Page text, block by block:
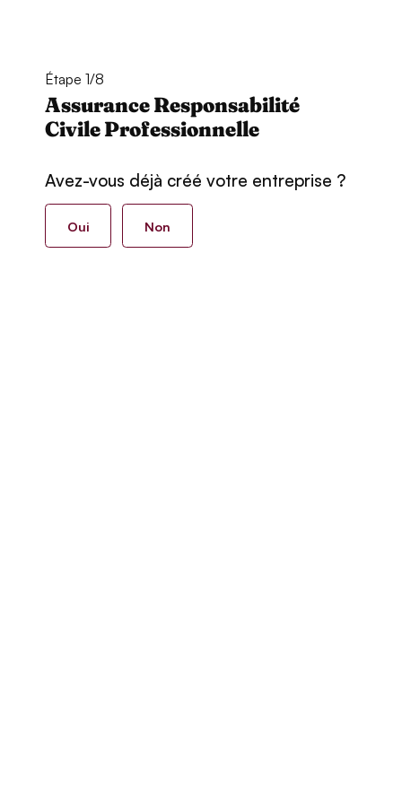
Étape 1/8
Assurance Responsabilité
Civile Professionnelle
Avez-vous déjà créé votre entreprise ?
Oui Non